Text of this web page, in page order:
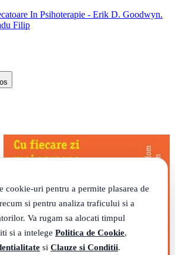
cookie-uri pentru a permite plasarea de
si pentru analiza traficului si a
Va rugam sa alocati timpul
si a intelege Politica de Cookie,
si Clauze si Conditii.
In Psihoterapie - Erik D. Goodwyn.
Filip